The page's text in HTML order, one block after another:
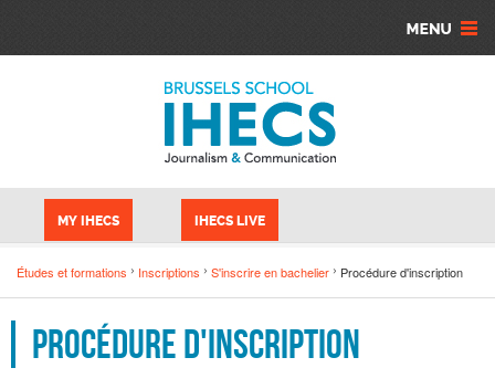
MY IHECS IHECS LIVE
Études et formations Inscriptions S'inscrire en bachelier Procédure d'inscription
Procédure d'inscription